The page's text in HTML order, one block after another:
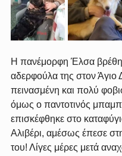
Η πανέμορφη Έλσα
αδερφούλα της στον Άγιο
πεινασμένη και πολύ
όμως ο παντοτινός
επισκέφθηκε στο
Αλιβέρι, αμέσως έπεσε
του! Λίγες μέρες μετά